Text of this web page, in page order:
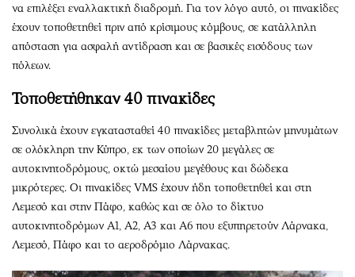
να επιλέξει εναλλακτική διαδρομή. Για τον λόγο αυτό, οι πινακίδες
έχουν τοποθετηθεί πριν από κρίσιμους κόμβους, σε κατάλληλη
απόσταση για ασφαλή αντίδραση και σε βασικές εισόδους των
πόλεων.
Τοποθετήθηκαν 40 πινακίδες
Συνολικά έχουν εγκατασταθεί 40 πινακίδες μεταβλητών μηνυμάτων
σε ολόκληρη την Κύπρο, εκ των οποίων 20 μεγάλες σε
αυτοκινητοδρόμους, οκτώ μεσαίου μεγέθους και δώδεκα
μικρότερες. Οι πινακίδες VMS έχουν ήδη τοποθετηθεί και στη
Λεμεσό και στην Πάφο, καθώς και σε όλο το δίκτυο
αυτοκινητοδρόμων Α1, Α2, Α3 και Α6 που εξυπηρετούν Λάρνακα,
Λεμεσό, Πάφο και το αεροδρόμιο Λάρνακας.